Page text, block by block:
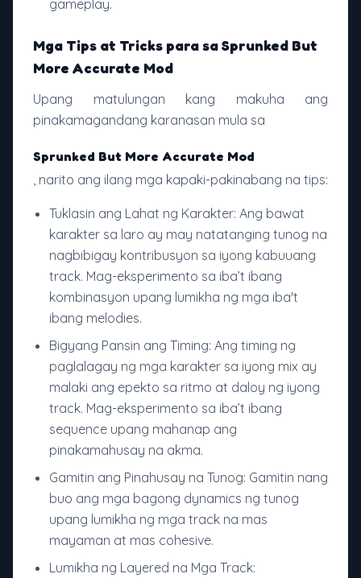
gameplay.
Mga Tips at Tricks para sa Sprunked But
More Accurate Mod
Upang matulungan kang makuha ang
pinakamagandang karanasan mula sa
Sprunked But More Accurate Mod
, narito ang ilang mga kapaki-pakinabang na tips:
Tuklasin ang Lahat ng Karakter: Ang bawat
karakter sa laro ay may natatanging tunog na
nagbibigay kontribusyon sa iyong kabuuang
track. Mag-eksperimento sa iba’t ibang
kombinasyon upang lumikha ng mga iba't
ibang melodies.
Bigyang Pansin ang Timing: Ang timing ng
paglalagay ng mga karakter sa iyong mix ay
malaki ang epekto sa ritmo at daloy ng iyong
track. Mag-eksperimento sa iba’t ibang
sequence upang mahanap ang
pinakamahusay na akma.
Gamitin ang Pinahusay na Tunog: Gamitin nang
buo ang mga bagong dynamics ng tunog
upang lumikha ng mga track na mas
mayaman at mas cohesive.
Lumikha ng Layered na Mga Track: